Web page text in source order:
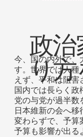
政治
り方
今、国の内外で、
す。世界では人種
えず、平和は阻害
国内では長らく政
党の与党が過半数
日本維新の会へ移
変わらずで、予算
予算も影響が出る